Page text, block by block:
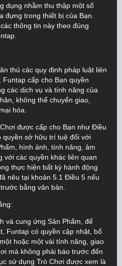
dụng nhằm thu thập một số
đựng trong thiết bị của Bạn.
thông tin này theo đúng
thủ các quy định pháp luật liên
cấp cho Bạn quyền
các dịch vụ và tính năng của
không thể chuyển giao,
hóa.
được cấp cho Bạn như Điều
quyền sở hữu trí tuệ đối với
hình ảnh, tính năng, âm
các quyền khác liên quan
thực hiện bất kỳ hành động
nêu tại khoản 5.1 Điều 5 nếu
bằng văn bản.
và cung ứng Sản Phẩm, để
Funtap có quyền cập nhật, bổ
hoặc một vài tính năng, giao
mà không phải báo trước đến
sử dụng Trò Chơi được xem là